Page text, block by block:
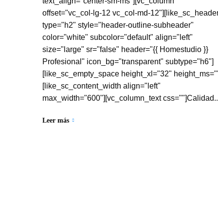
offset="vc_col-lg-12 vc_col-md-
type="h2" style="header-outline-subheader"
color="white" subcolor="default" align="left"
size="large" sr="false" header="{{ Homestudio }}
Profesional" icon_bg="transparent" subtype="h6"]
[like_sc_empty_space height_xl="32"
[like_sc_content_width align="left"
max_width="600"][vc_column_text
Leer más